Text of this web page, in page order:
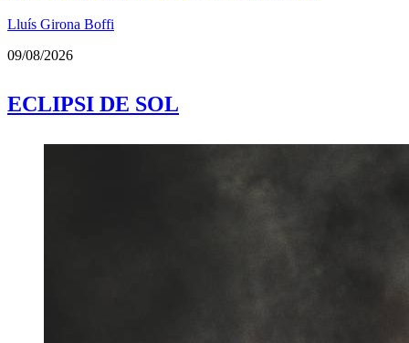
Lluís Girona Boffi
09/08/2026
ECLIPSI DE SOL